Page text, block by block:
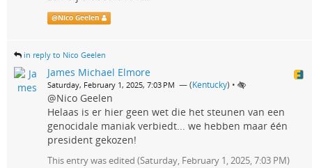
@Nico Geelen
in reply to Nico Geelen
James Michael Elmore
Saturday, February 1, 2025, 7:03 PM — (Kentucky) •
@Nico Geelen
Helaas is er hier geen wet die het steunen van een
genocidale maniak verbiedt... we hebben maar één
president gekozen!
This entry was edited (Saturday, February 1, 2025, 7:03 PM)